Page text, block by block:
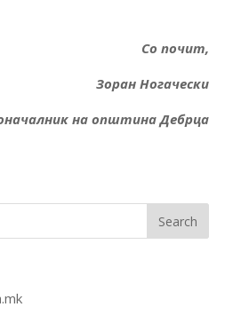
Со почит,
Зоран Ногачески
на општина Дебрца